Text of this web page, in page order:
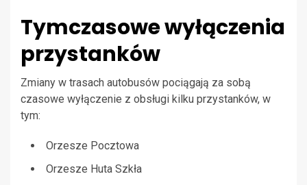
Tymczasowe wyłączenia
przystanków
Zmiany w trasach autobusów pociągają za sobą
czasowe wyłączenie z obsługi kilku przystanków, w
tym:
Orzesze Pocztowa
Orzesze Huta Szkła